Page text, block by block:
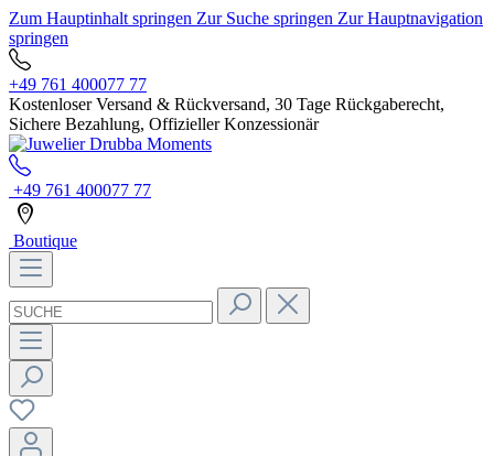
Zum Hauptinhalt springen Zur Suche springen Zur Hauptnavigation
springen
+49 761 400077 77
Kostenloser Versand & Rückversand, 30 Tage Rückgaberecht,
Sichere Bezahlung, Offizieller Konzessionär
+49 761 400077 77
Boutique